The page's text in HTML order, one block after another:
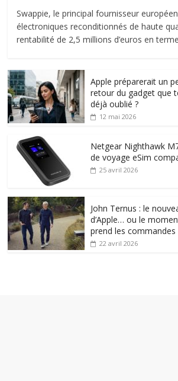
Swappie, le principal fournisseur européen
électroniques reconditionnés de haute
rentabilité de 2,5 millions d’euros en
Apple préparerait un
retour du gadget que
déjà oublié ?
12 mai 2026
Netgear Nighthawk
de voyage eSim
25 avril 2026
John Ternus : le
d’Apple… ou le
prend les commandes
22 avril 2026